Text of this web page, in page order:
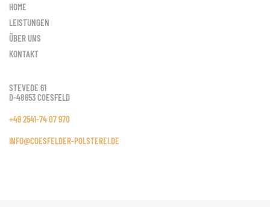
HOME
LEISTUNGEN
ÜBER UNS
KONTAKT
STEVEDE 61
D-48653 COESFELD
+49 2541-74 07 970
INFO@COESFELDER-POLSTEREI.DE